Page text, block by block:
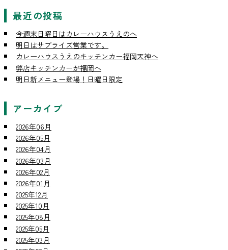
最近の投稿
今週末日曜日はカレーハウスうえのへ
明日はサプライズ営業です。
カレーハウスうえのキッチンカー福岡天神へ
弊店キッチンカーが福岡へ
明日新メニュー登場！日曜日限定
アーカイブ
2026年06月
2026年05月
2026年04月
2026年03月
2026年02月
2026年01月
2025年12月
2025年10月
2025年08月
2025年05月
2025年03月